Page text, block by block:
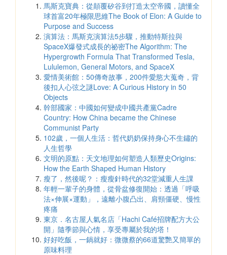
馬斯克寶典：從顛覆矽谷到打造太空帝國，讀懂全
球首富20年極限思維The Book of Elon: A Guide to
Purpose and Success
演算法：馬斯克演算法5步驟，推動特斯拉與
SpaceX爆發式成長的祕密The Algorithm: The
Hypergrowth Formula That Transformed Tesla,
Lululemon, General Motors, and SpaceX
愛情美術館：50傳奇故事，200件愛慾大蒐奇，背
後扣人心弦之謎Love: A Curious History in 50
Objects
幹部國家：中國如何變成中國共產黨Cadre
Country: How China became the Chinese
Communist Party
102歲，一個人生活：哲代奶奶保持身心不生鏽的
人生哲學
文明的原點：天文地理如何塑造人類歷史Origins:
How the Earth Shaped Human History
瘦了，然後呢？：瘦瘦針時代的32堂減重人生課
年輕一輩子的身體，從骨盆修復開始：透過「呼吸
法×伸展×運動」，遠離小腹凸出、肩頸僵硬、慢性
疼痛
東京．名古屋人氣名店「Hachi Café招牌配方大公
開」隨季節與心情，享受專屬於我的塔！
好好吃飯，一鍋就好：微微蔡的66道驚艷又簡單的
原味料理